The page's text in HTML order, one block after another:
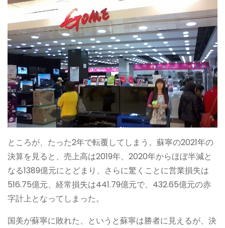
ところが、たった2年で転覆してしまう。蘇寧の2021年の
決算を見ると、売上高は2019年、2020年からほぼ半減と
なる1389億元にとどまり、さらに驚くことに営業損失は
516.75億元、経常損失は441.79億元で、432.65億元の赤
字計上となってしまった。
国美が蘇寧に敗れた、というと蘇寧は勝者に見えるが、決